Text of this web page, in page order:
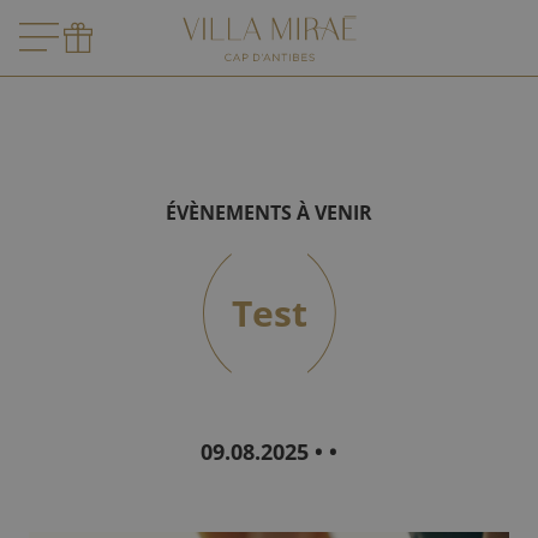
ÉVÈNEMENTS À VENIR
Test
09.08.2025 • •